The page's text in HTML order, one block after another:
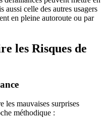
aussi celle des autres usagers
en pleine autoroute ou par
les Risques de
les mauvaises surprises
méthodique :